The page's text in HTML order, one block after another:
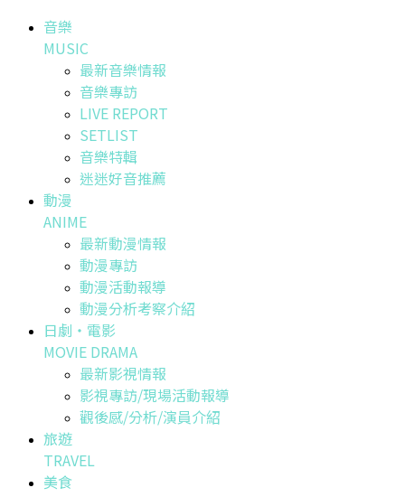
音樂
MUSIC
最新音樂情報
音樂專訪
LIVE REPORT
SETLIST
音樂特輯
迷迷好音推薦
動漫
ANIME
最新動漫情報
動漫專訪
動漫活動報導
動漫分析考察介紹
日劇・電影
MOVIE DRAMA
最新影視情報
影視專訪/現場活動報導
觀後感/分析/演員介紹
旅遊
TRAVEL
美食